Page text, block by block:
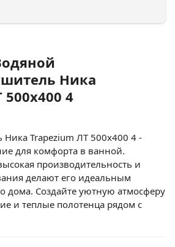
Ника
4
Ника Trapezium ЛТ 500x400 4 -
для комфорта в ванной.
производительность и
делают его идеальным
дома. Создайте уютную атмосферу
и теплые полотенца рядом с